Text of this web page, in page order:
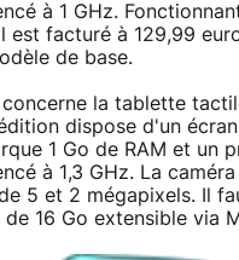
à 1 GHz.
est facturé à 129,99
de base.
concerne la tablette
dispose d'un écran
1 Go de RAM et un
à 1,3 GHz. La
5 et 2 mégapixels. Il
16 Go extensible via